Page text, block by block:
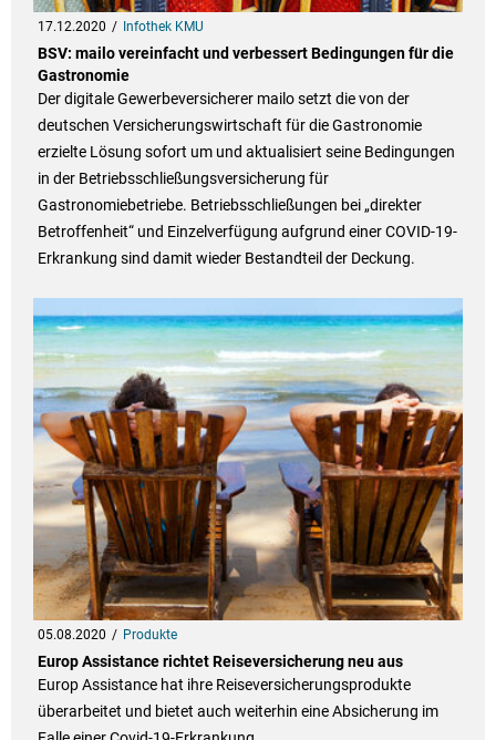
17.12.2020 Infothek KMU
BSV: mailo vereinfacht und verbessert Bedingungen für die
Gastronomie
Der digitale Gewerbeversicherer mailo setzt die von der
deutschen Versicherungswirtschaft für die Gastronomie
erzielte Lösung sofort um und aktualisiert seine Bedingungen
in der Betriebsschließungsversicherung für
Gastronomiebetriebe. Betriebsschließungen bei „direkter
Betroffenheit“ und Einzelverfügung aufgrund einer COVID-19-
Erkrankung sind damit wieder Bestandteil der Deckung.
05.08.2020 Produkte
Europ Assistance richtet Reiseversicherung neu aus
Europ Assistance hat ihre Reiseversicherungsprodukte
überarbeitet und bietet auch weiterhin eine Absicherung im